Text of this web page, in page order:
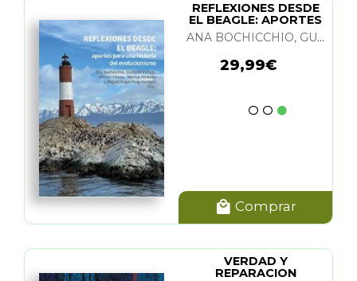
REFLEXIONES DESDE
EL BEAGLE: APORTES
PARA UNA HIST.
ANA BOCHICCHIO, GUSTAVO VALLEJO, HECTOR PALMA, MARISA MIRANDA Y M. A. PUIG-SAMPER
29,99€
Comprar
VERDAD Y
REPARACION